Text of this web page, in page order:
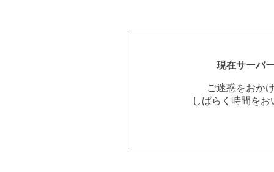
現在サーバ
ご迷惑をおか
しばらく時間を